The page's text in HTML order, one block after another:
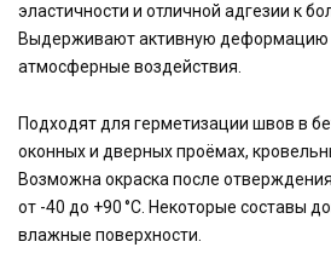
эластичности и отличной адгезии к
Выдерживают активную деформацию
атмосферные воздействия.
Подходят для герметизации швов в
оконных и дверных проёмах,
Возможна окраска после
от -40 до +90 °C. Некоторые составы
влажные поверхности.